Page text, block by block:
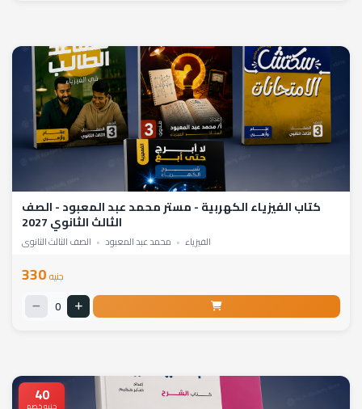
كتاب الفيزياء الكهربية - مستر محمد عبد المعبود - الصف
الثالث الثانوي 2027
الفيزياء • محمد عبد المعبود • الصف الثالث الثانوي
330 جنيه
0
40
جنيه خصم